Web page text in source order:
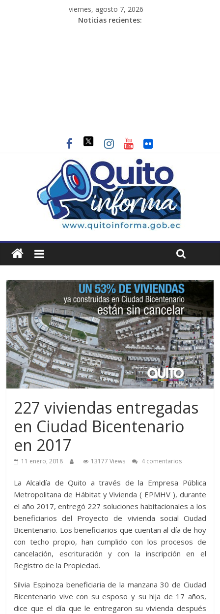
viernes, agosto 7, 2026
Noticias recientes:
227 viviendas entregadas
en Ciudad Bicentenario
en 2017
11 enero, 2018 13177 Views 4 comentarios
La Alcaldía de Quito a través de la Empresa Pública
Metropolitana de Hábitat y Vivienda ( EPMHV ), durante
el año 2017, entregó 227 soluciones habitacionales a los
beneficiarios del Proyecto de vivienda social Ciudad
Bicentenario. Los beneficiarios que cuentan al día de hoy
con techo propio, han cumplido con los procesos de
cancelación, escrituración y con la inscripción en el
Registro de la Propiedad.
Silvia Espinoza beneficiaria de la manzana 30 de Ciudad
Bicentenario vive con su esposo y su hija de 17 años,
dice que el día que le entregaron su vivienda después